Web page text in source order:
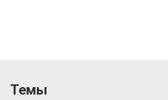
Темы